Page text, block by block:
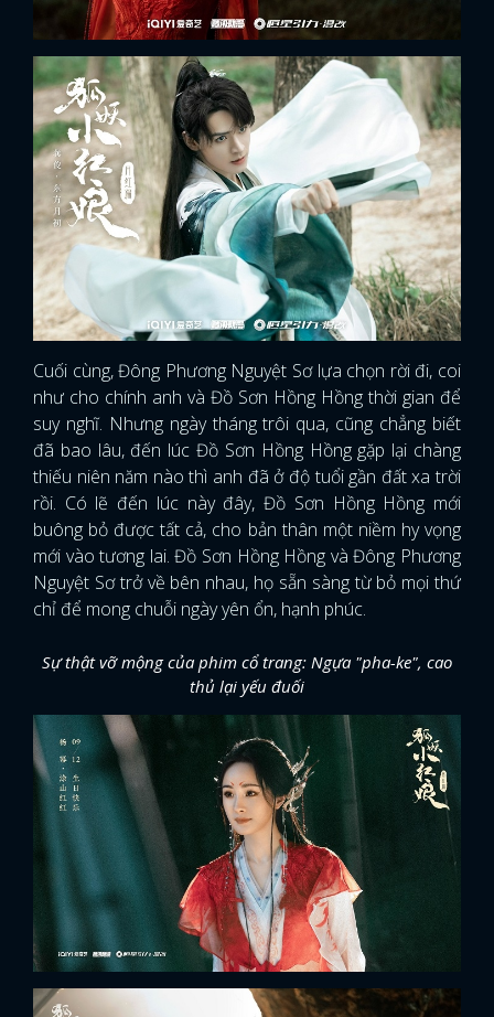
Cuối cùng, Đông Phương Nguyệt Sơ lựa chọn rời đi, coi
như cho chính anh và Đồ Sơn Hồng Hồng thời gian để
suy nghĩ. Nhưng ngày tháng trôi qua, cũng chẳng biết
đã bao lâu, đến lúc Đồ Sơn Hồng Hồng gặp lại chàng
thiếu niên năm nào thì anh đã ở độ tuổi gần đất xa trời
rồi. Có lẽ đến lúc này đây, Đồ Sơn Hồng Hồng mới
buông bỏ được tất cả, cho bản thân một niềm hy vọng
mới vào tương lai. Đồ Sơn Hồng Hồng và Đông Phương
Nguyệt Sơ trở về bên nhau, họ sẵn sàng từ bỏ mọi thứ
chỉ để mong chuỗi ngày yên ổn, hạnh phúc.
Sự thật vỡ mộng của phim cổ trang: Ngựa "pha-ke", cao
thủ lại yếu đuối